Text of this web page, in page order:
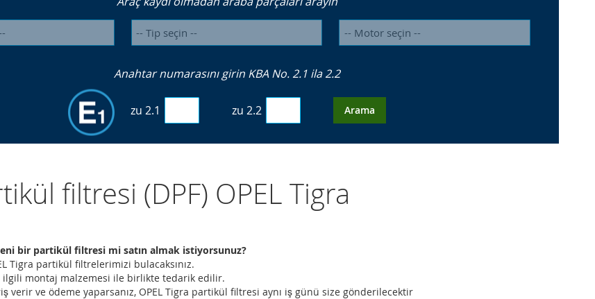
Anahtar numarasını girin KBA No. 2.1 ila 2.2
zu 2.1 zu 2.2 Arama
filtresi (DPF) OPEL Tigra
bir partikül filtresi mi satın almak istiyorsunuz?
Tigra partikül filtrelerimizi bulacaksınız.
montaj malzemesi ile birlikte tedarik edilir.
verir ve ödeme yaparsanız, OPEL Tigra partikül filtresi aynı iş günü size gönderilecektir